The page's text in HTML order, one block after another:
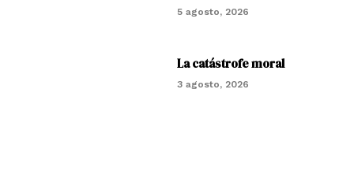
5 agosto, 2026
La catástrofe moral
3 agosto, 2026